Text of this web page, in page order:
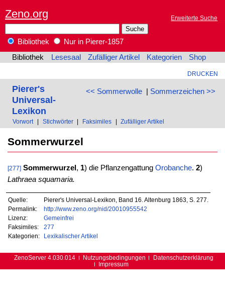
Zeno.org Erweiterte Suche
Bibliothek
Nur in Pierer-1857
Bibliothek
Lesesaal Zufälliger Artikel Kategorien Shop
DRUCKEN
<< Sommerwolle| Sommerzeichen >>
Pierer's
Universal-
Lexikon
Vorwort Stichwörter Faksimiles Zufälliger Artikel
Sommerwurzel
[277] Sommerwurzel , 1) die Pflanzengattung Orobanche. 2)
Lathraea squamaria.
Quelle:
Pierer's Universal-Lexikon, Band 16. Altenburg 1863, S. 277.
Permalink:
http://www.zeno.org/nid/20010955542
Lizenz:
Gemeinfrei
Faksimiles:
277
Kategorien:
Lexikalischer Artikel
ZenoServer 4.030.014 Nutzungsbedingungen
Datenschutzerklärung
Impressum